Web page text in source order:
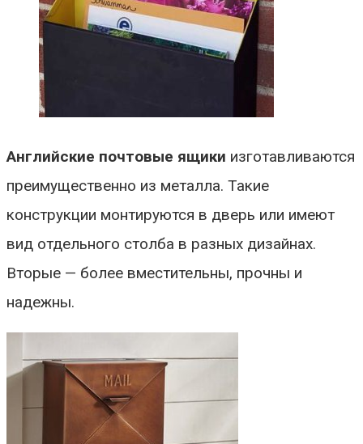
Английские почтовые ящики изготавливаются
преимущественно из металла. Такие
конструкции монтируются в дверь или имеют
вид отдельного столба в разных дизайнах.
Вторые — более вместительны, прочны и
надежны.